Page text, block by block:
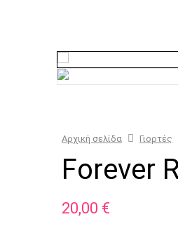
Αρχική σελίδα Γιορτές
Forever
20,00 €